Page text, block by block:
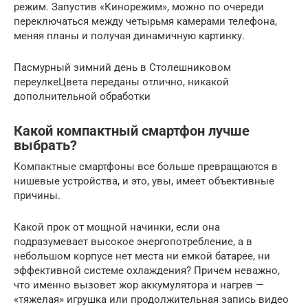
режим. Запустив «Кинорежим», можно по очереди
переключаться между четырьмя камерами телефона,
меняя планы и получая динамичную картинку.
Пасмурный зимний день в Столешниковом
переулкеЦвета переданы отлично, никакой
дополнительной обработки
Какой компактный смартфон лучше
выбрать?
Компактные смартфоны все больше превращаются в
нишевые устройства, и это, увы, имеет объективные
причины.
Какой прок от мощной начинки, если она
подразумевает высокое энергопотребление, а в
небольшом корпусе нет места ни емкой батарее, ни
эффективной системе охлаждения? Причем неважно,
что именно вызовет жор аккумулятора и нагрев —
«тяжелая» игрушка или продолжительная запись видео